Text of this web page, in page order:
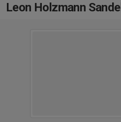
Leon Holzmann Sandell